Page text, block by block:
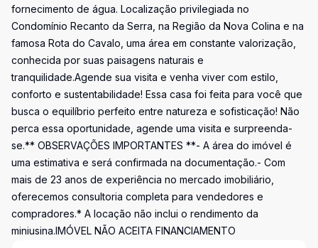
fornecimento de água. Localização privilegiada no
Condomínio Recanto da Serra, na Região da Nova Colina e na
famosa Rota do Cavalo, uma área em constante valorização,
conhecida por suas paisagens naturais e
tranquilidade.Agende sua visita e venha viver com estilo,
conforto e sustentabilidade! Essa casa foi feita para você que
busca o equilíbrio perfeito entre natureza e sofisticação! Não
perca essa oportunidade, agende uma visita e surpreenda-
se.** OBSERVAÇÕES IMPORTANTES **- A área do imóvel é
uma estimativa e será confirmada na documentação.- Com
mais de 23 anos de experiência no mercado imobiliário,
oferecemos consultoria completa para vendedores e
compradores.* A locação não inclui o rendimento da
miniusina.IMÓVEL NÃO ACEITA FINANCIAMENTO